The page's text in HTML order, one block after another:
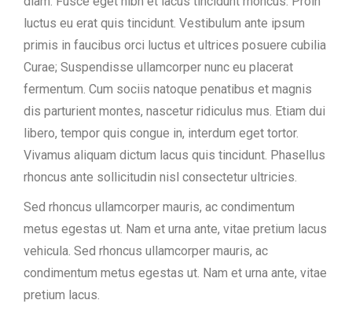
luctus eu erat quis tincidunt. Vestibulum ante ipsum
primis in faucibus orci luctus et ultrices posuere cubilia
Curae; Suspendisse ullamcorper nunc eu placerat
fermentum. Cum sociis natoque penatibus et magnis
dis parturient montes, nascetur ridiculus mus. Etiam dui
libero, tempor quis congue in, interdum eget tortor.
Vivamus aliquam dictum lacus quis tincidunt. Phasellus
rhoncus ante sollicitudin nisl consectetur ultricies.
Sed rhoncus ullamcorper mauris, ac condimentum
metus egestas ut. Nam et urna ante, vitae pretium lacus
vehicula. Sed rhoncus ullamcorper mauris, ac
condimentum metus egestas ut. Nam et urna ante, vitae
pretium lacus.